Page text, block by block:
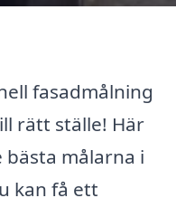
fasadmålning
rätt ställe! Här
målarna i
kan få ett